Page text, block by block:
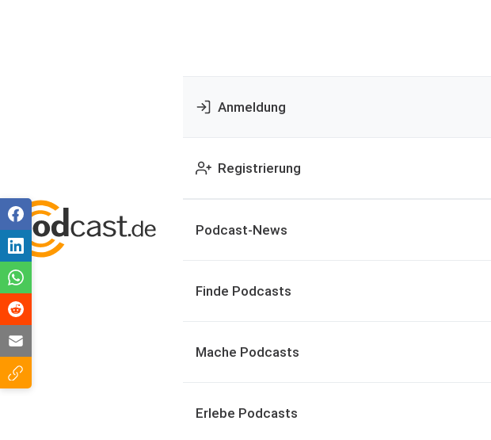
Anmeldung
Registrierung
Podcast-News
Finde Podcasts
Mache Podcasts
Erlebe Podcasts